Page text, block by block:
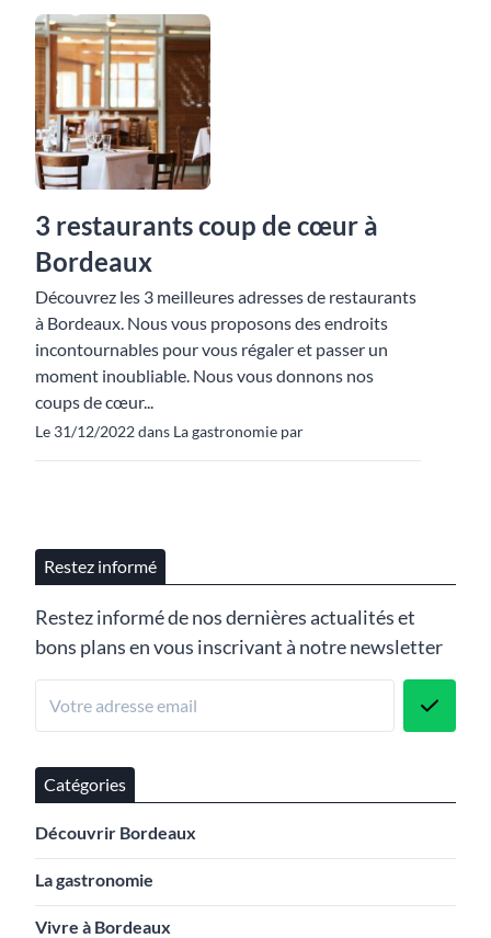
3 restaurants coup de cœur à
Bordeaux
Découvrez les 3 meilleures adresses de restaurants
à Bordeaux. Nous vous proposons des endroits
incontournables pour vous régaler et passer un
moment inoubliable. Nous vous donnons nos
coups de cœur...
Le 31/12/2022 dans La gastronomie par
Restez informé
Restez informé de nos dernières actualités et
bons plans en vous inscrivant à notre newsletter
Catégories
Découvrir Bordeaux
La gastronomie
Vivre à Bordeaux